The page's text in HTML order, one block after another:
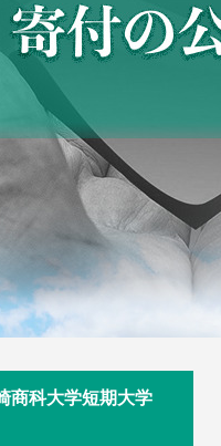
商科大学短期大学